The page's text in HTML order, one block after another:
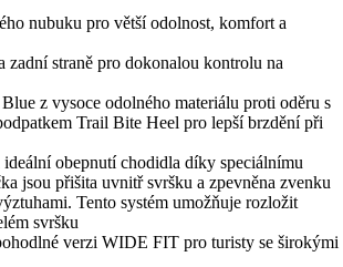
nubuku pro větší odolnost, komfort a
zadní straně pro dokonalou kontrolu na
z vysoce odolného materiálu proti oděru s
Trail Bite Heel pro lepší brzdění při
obepnutí chodidla díky speciálnímu
jsou přišita uvnitř svršku a zpevněna zvenku
Tento systém umožňuje rozložit
svršku
verzi WIDE FIT pro turisty se širokými